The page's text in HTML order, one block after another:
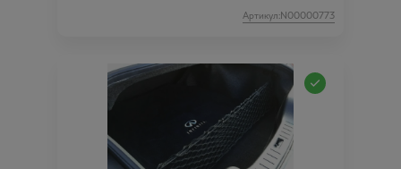
Артикул:N00000773